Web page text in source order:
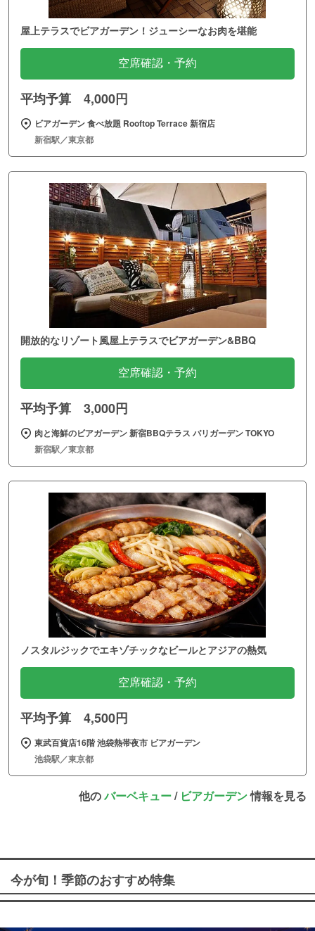
屋上テラスでビアガーデン！ジューシーなお肉を堪能
空席確認・予約
平均予算 4,000円
ビアガーデン 食べ放題 Rooftop Terrace 新宿店
新宿駅／東京都
開放的なリゾート風屋上テラスでビアガーデン&BBQ
空席確認・予約
平均予算 3,000円
肉と海鮮のビアガーデン 新宿BBQテラス バリガーデン TOKYO
新宿駅／東京都
ノスタルジックでエキゾチックなビールとアジアの熱気
空席確認・予約
平均予算 4,500円
東武百貨店16階 池袋熱帯夜市 ビアガーデン
池袋駅／東京都
他のバーベキュー/ ビアガーデン情報を見る
今が旬！季節のおすすめ特集